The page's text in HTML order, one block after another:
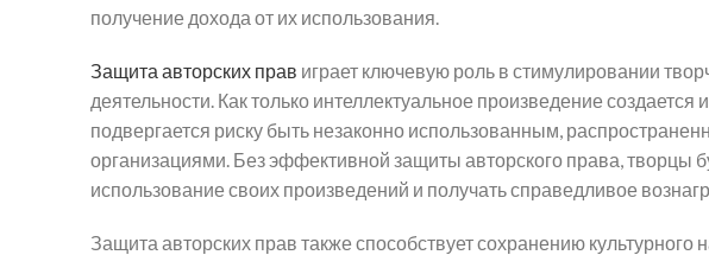
получение дохода от их использования.
Защита авторских прав играет ключевую роль в стимулировании
деятельности. Как только интеллектуальное произведение
подвергается риску быть незаконно использованным,
организациями. Без эффективной защиты авторского права, творцы
использование своих произведений и получать справедливое
Защита авторских прав также способствует сохранению